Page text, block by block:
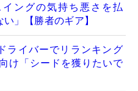
ングの気持ち悪さを払
」【勝者のギア】
ライバーでリランキング
け「シードを獲りたいで